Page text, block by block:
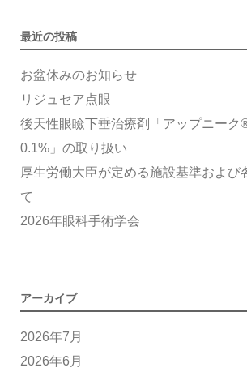
最近の投稿
お盆休みのお知らせ
リジュセア点眼
後天性眼瞼下垂治療剤「アップニーク
0.1%」の取り扱い
厚生労働大臣が定める施設基準および
て
2026年眼科手術学会
アーカイブ
2026年7月
2026年6月